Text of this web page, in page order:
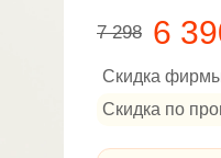
7 298 6
Скидка
Скидка по